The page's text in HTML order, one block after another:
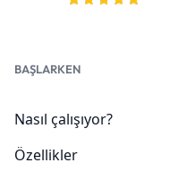
BAŞLARKEN
Nasıl çalışıyor?
Özellikler